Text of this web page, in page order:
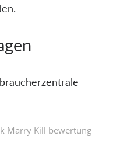
Marry Kill bewertung